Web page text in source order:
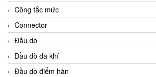
Công tắc mức
Connector
Đầu dò
Đầu dò đa khí
Đầu dò điểm hàn